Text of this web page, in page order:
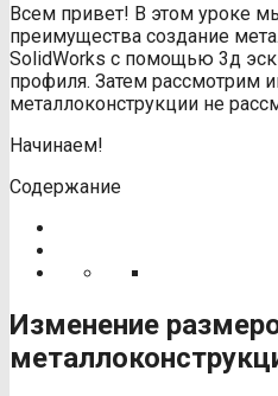
Всем привет! В этом уроке
преимущества создание
SolidWorks с помощью 3д
профиля. Затем рассмотрим
металлоконструкции не
Начинаем!
Содержание
Изменение